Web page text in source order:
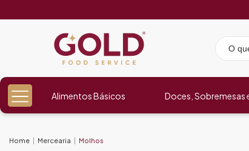
Alimentos Básicos Doces, Sobremesas
Home Mercearia Molhos